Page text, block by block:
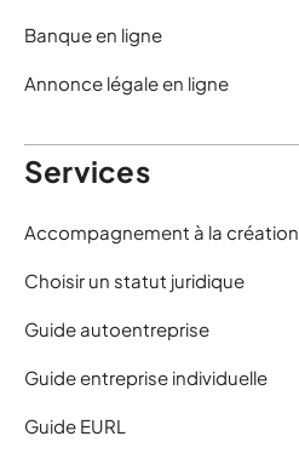
Banque en ligne
Annonce légale en ligne
Services
Accompagnement à la création
Choisir un statut juridique
Guide autoentreprise
Guide entreprise individuelle
Guide EURL